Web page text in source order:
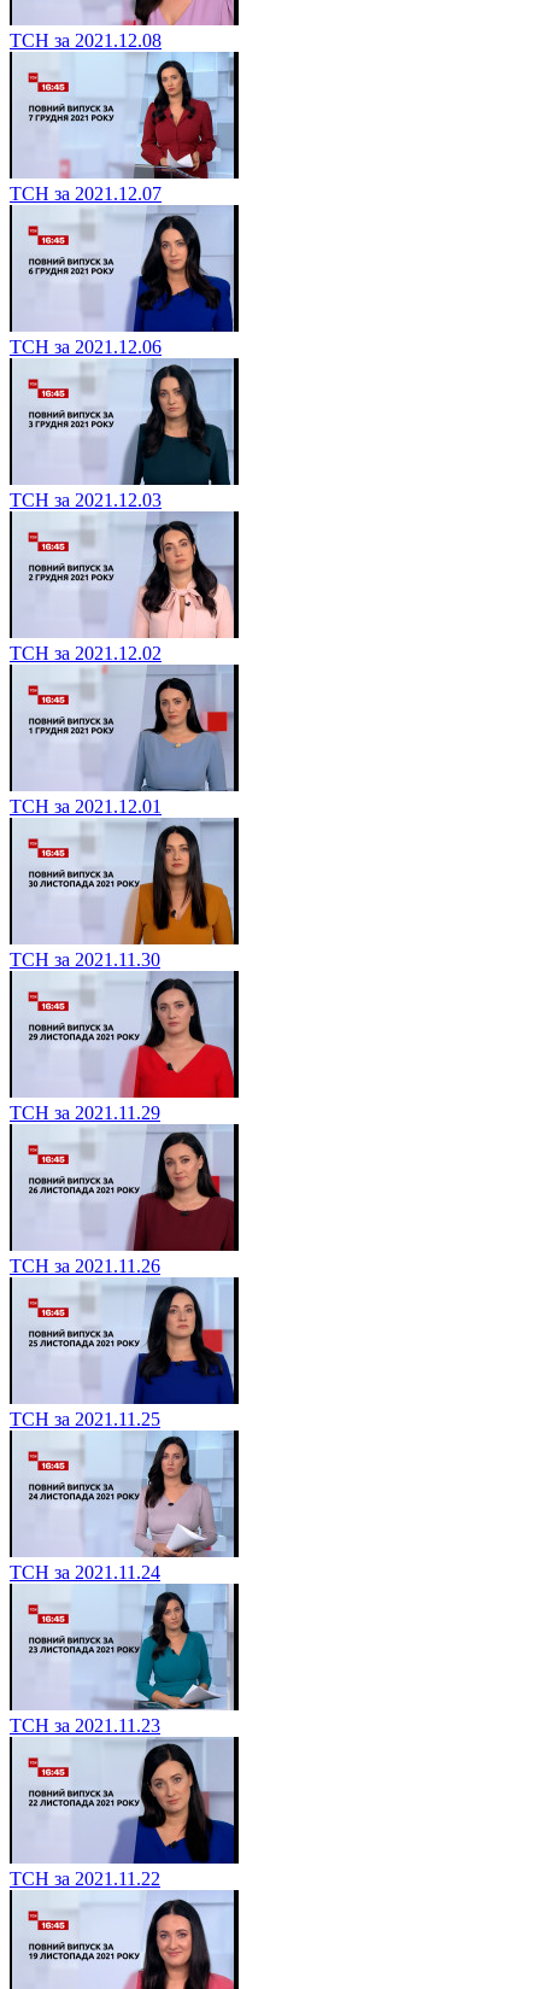
ТСН за 2021.12.08
ТСН за 2021.12.07
ТСН за 2021.12.06
ТСН за 2021.12.03
ТСН за 2021.12.02
ТСН за 2021.12.01
ТСН за 2021.11.30
ТСН за 2021.11.29
ТСН за 2021.11.26
ТСН за 2021.11.25
ТСН за 2021.11.24
ТСН за 2021.11.23
ТСН за 2021.11.22